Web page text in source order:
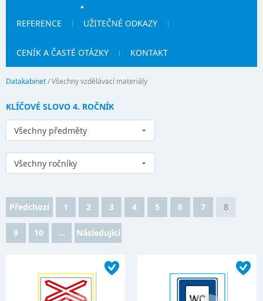
REFERENCE UŽITEČNÉ ODKAZY
CENÍK A ČASTÉ OTÁZKY KONTAKT
Datakabinet/Všechny vzdělávací materiály
KLÍČOVÉ SLOVO 4. ROČNÍK
Všechny předměty
Všechny ročníky
Předchozí 1 2 3 4 5 6 7 8
9 10 ... Následující